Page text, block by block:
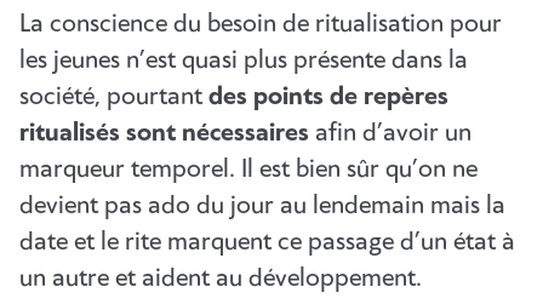
La conscience du besoin de ritualisation pour
les jeunes n’est quasi plus présente dans la
société, pourtantdes points de repères
ritualisés sont nécessaires afin d’avoir un
marqueur temporel. Il est bien sûr qu’on ne
devient pas ado du jour au lendemain mais la
date et le rite marquent ce passage d’un état à
un autre et aident au développement.